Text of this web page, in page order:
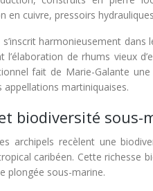
en cuivre, pressoirs
harmonieusement
de rhums vieux
fait de Marie-Galante
appellations martiniquaises.
biodiversité sous-
archipels recèlent une
caribéen. Cette
plongée sous-marine.